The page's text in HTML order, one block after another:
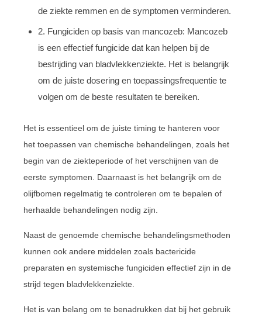
de ziekte remmen en de symptomen verminderen.
2. Fungiciden op basis van mancozeb: Mancozeb
is een effectief fungicide dat kan helpen bij de
bestrijding van bladvlekkenziekte. Het is belangrijk
om de juiste dosering en toepassingsfrequentie te
volgen om de beste resultaten te bereiken.
Het is essentieel om de juiste timing te hanteren voor
het toepassen van chemische behandelingen, zoals het
begin van de ziekteperiode of het verschijnen van de
eerste symptomen. Daarnaast is het belangrijk om de
olijfbomen regelmatig te controleren om te bepalen of
herhaalde behandelingen nodig zijn.
Naast de genoemde chemische behandelingsmethoden
kunnen ook andere middelen zoals bactericide
preparaten en systemische fungiciden effectief zijn in de
strijd tegen bladvlekkenziekte.
Het is van belang om te benadrukken dat bij het gebruik